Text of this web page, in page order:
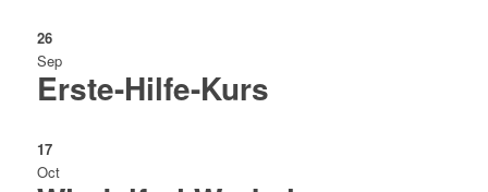
26
Sep
Erste-Hilfe-Kurs
17
Oct